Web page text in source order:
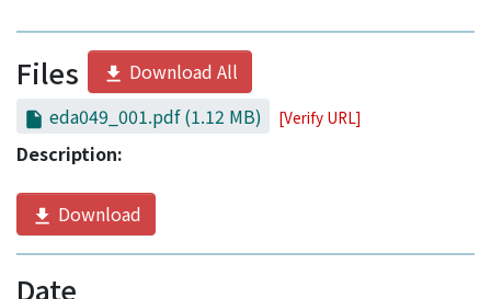
Files
Download All
eda049_001.pdf(1.12 MB) [Verify URL]
Description:
Download
Date